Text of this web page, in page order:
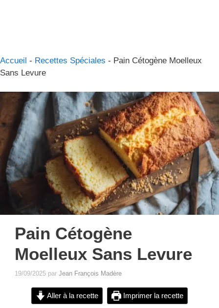
Accueil - Recettes Spéciales - Pain Cétogène Moelleux
Sans Levure
Pain Cétogène
Moelleux Sans Levure
19/09/2025 par Jean François Madère
Aller à la recette Imprimer la recette